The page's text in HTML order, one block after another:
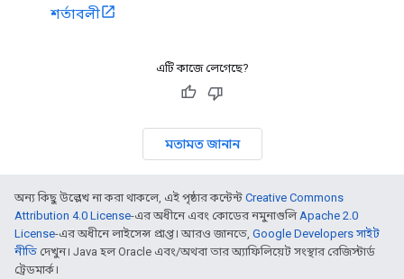
শর্তাবলী
এটি কাজে লেগেছে?
মতামত জানান
অন্য কিছু উল্লেখ না করা থাকলে, এই পৃষ্ঠার কন্টেন্ট Creative Commons
Attribution 4.0 License-এর অধীনে এবং কোডের নমুনাগুলিApache 2.0
License-এর অধীনে লাইসেন্স প্রাপ্ত। আরও জানতে, Google Developers সাইট
নীতি দেখুন। Java হল Oracle এবং/অথবা তার অ্যাফিলিয়েট সংস্থার রেজিস্টার্ড
ট্রেডমার্ক।